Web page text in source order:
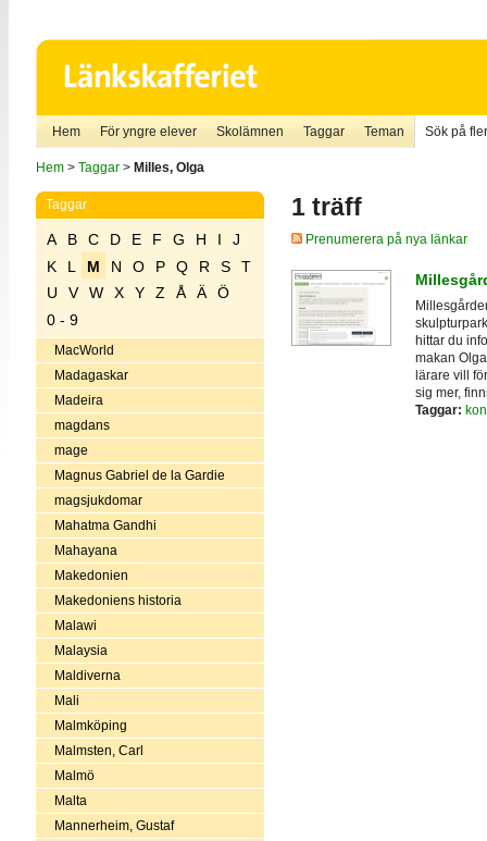
Hem För yngre elever Skolämnen Taggar Teman Sök på
Hem> Taggar> Milles, Olga
Taggar
A B C D E F G H I
J
K
L M N O P Q R S
T
U
V W X Y Z Å Ä
Ö
0 - 9
MacWorld
Madagaskar
Madeira
magdans
mage
Magnus Gabriel de la Gardie
magsjukdomar
Mahatma Gandhi
Mahayana
Makedonien
Makedoniens historia
Malawi
Malaysia
Maldiverna
Mali
Malmköping
Malmsten, Carl
Malmö
Malta
Mannerheim, Gustaf
1 träff
Prenumerera på nya länkar
hittar du
makan
lärare vill
sig mer,
Taggar: